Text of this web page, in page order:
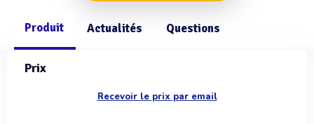
Produit Actualités Questions
Prix
Recevoir le prix par email